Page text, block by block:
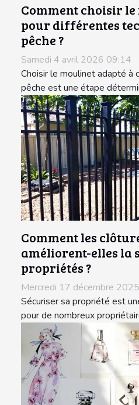
Comment choisir
pour différentes
pêche ?
Samedi 4 avril 2026 09:14
Choisir le moulinet adapté à
pêche est une étape
Comment les
améliorent-elles la
propriétés ?
Mercredi 17 décembre
Sécuriser sa propriété est
pour de nombreux